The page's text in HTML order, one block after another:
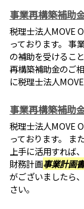
事業再構築補助
税理士法人MOVE
っております。 事
の補助を受けるこ
再構築補助金のご
に税理士法人
事業再構築補助
税理士法人MOVE
っております。 ま
上手に活用すれば
財務計画事業計画書
がございましたら
さい。